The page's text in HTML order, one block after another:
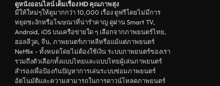
ดูหนังอีโรติก R18+ erotic
บู๊
หนังฝรั่ง
ดูหนังสารคดี Documentary
สยองขวัญ
ดูหนังออนไลน์ เต็มเรื่อง HD คุณภาพสุง
มีให้ใหม่ๆให้ดูมากกว่า 10,000 เรื่อง ดูฟรีโดยไม่มีการ
หยุดชะงักหรือโฆษณาที่น่ารำคาญ ดูผ่าน Smart TV,
Android, iOS บนเครือข่ายใด ๆ เลือกจากภาพยนตร์ไทย,
ฮอลลีวูด, จีน, ภาพยนตร์เกาหลีหรือแม้แต่ภาพยนตร์
Netflix - ทั้งหมดโดยไม่ต้องใช้เงิน ระบบภาพยนตร์ของเรา
รวมถึงตัวเลือกทั้งแบบไทยและแบบไทยผู้เล่นภาพยนตร์
สำรองเพื่อป้องกันปัญหาการเล่นระบบซ่อมภาพยนตร์
อัตโนมัติและความสามารถในการดาวน์โหลดภาพยนตร์